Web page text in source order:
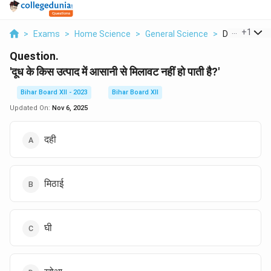
> Exams > Home Science > General Science > Doodh Ke
+1
Question.
'दूध के किस उत्पाद में आसानी से मिलावट नहीं हो पाती है?'
Bihar Board XII - 2023
Bihar Board XII
Updated On: Nov 6, 2025
दही
मिठाई
घी